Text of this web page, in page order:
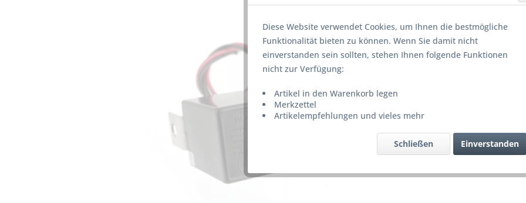
inkl. MwSt.
Diese Website verwendet Cookies, um Ihnen die bestmögliche
Funktionalität bieten zu können. Wenn Sie damit nicht
einverstanden sein sollten, stehen Ihnen folgende Funktionen
nicht zur Verfügung:
Artikel in den Warenkorb legen
Merkzettel
Artikelempfehlungen und vieles mehr
Einverstanden
Schließen